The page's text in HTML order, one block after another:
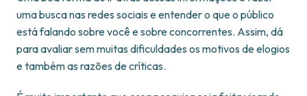
uma busca nas redes sociais e entender o que o público
está falando sobre você e sobre concorrentes. Assim, dá
para avaliar sem muitas dificuldades os motivos de elogios
e também as razões de críticas.